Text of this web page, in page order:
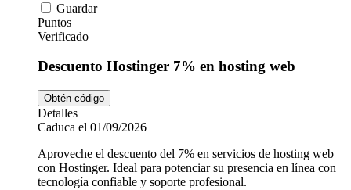
Guardar
Puntos
Verificado
Descuento Hostinger 7% en hosting web
Obtén código
Detalles
Caduca el 01/09/2026
Aproveche el descuento del 7% en servicios de hosting web
con Hostinger. Ideal para potenciar su presencia en línea con
tecnología confiable y soporte profesional.